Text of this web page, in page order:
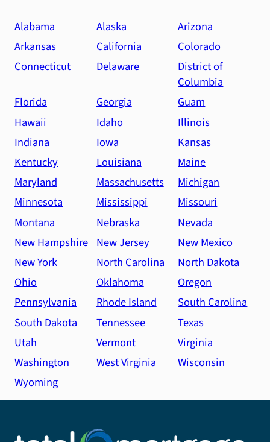
Alabama Alaska
Arizona
Arkansas
California
Colorado
Connecticut
Delaware
District of
Columbia
Florida
Georgia
Guam
Hawaii
Idaho
Illinois
Indiana
Iowa
Kansas
Kentucky
Louisiana
Maine
Maryland
Massachusetts
Michigan
Minnesota
Mississippi
Missouri
Montana
Nebraska
Nevada
New Hampshire New Jersey
New Mexico
New York
North Carolina
North Dakota
Ohio
Oklahoma
Oregon
Pennsylvania
Rhode Island
South Carolina
South Dakota
Tennessee
Texas
Utah
Vermont
Virginia
Washington
West Virginia
Wisconsin
Wyoming